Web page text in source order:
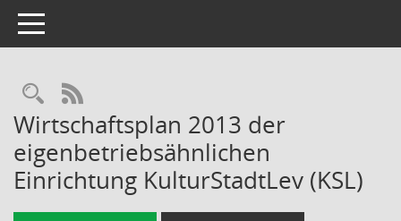
Toggle navigation
Rechercheauswahl
RSS-Feed
Wirtschaftsplan 2013 der
eigenbetriebsähnlichen
Einrichtung KulturStadtLev (KSL)